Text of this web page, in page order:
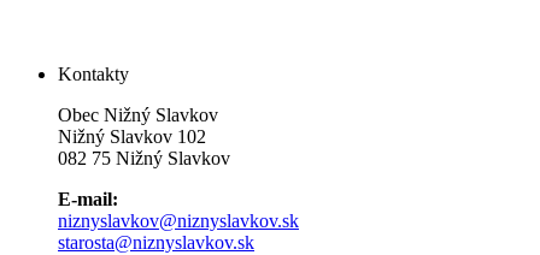
Kontakty
Obec Nižný Slavkov
Nižný Slavkov 102
082 75 Nižný Slavkov
E-mail:
niznyslavkov@niznyslavkov.sk
starosta@niznyslavkov.sk